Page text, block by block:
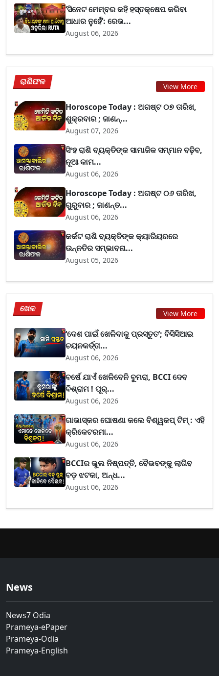
‘ସିନେଟ ମେମ୍ବର କହି ହସ୍ତକ୍ଷେପ କରିବା
ଆଧାର ନୁହେଁ’: ରେଭ...
August 06, 2026
ରାଶିଫଳ View More
Horoscope Today : ଅଗଷ୍ଟ ୦୭ ତାରିଖ,
ଶୁକ୍ରବାର ; ଜାଣନ୍...
August 07, 2026
ସିଂହ ରାଶି ବ୍ୟକ୍ତିଙ୍କ ସାମାଜିକ ସମ୍ମାନ ବଢ଼ିବ,
ନୂଆ କାମ...
August 06, 2026
Horoscope Today : ଅଗଷ୍ଟ ୦୬ ତାରିଖ,
ଗୁରୁବାର ; ଜାଣନ୍ତ...
August 06, 2026
କର୍କଟ ରାଶି ବ୍ୟକ୍ତିଙ୍କ କ୍ୟାରିୟରରେ
ଉନ୍ନତିର ସମ୍ଭାବନା...
August 05, 2026
ଖେଳ View More
‘ଦେଶ ପାଇଁ ଖେଳିବାକୁ ପ୍ରସ୍ତୁତ’; ବିସିସିଆଇ
ଚୟନକର୍ତ୍ତା...
August 06, 2026
ବର୍ଷେ ଯାଏଁ ଖେଳିବେନି ବୁମରା, BCCI ଦେବ
ବିଶ୍ରାମ ! ପୂର୍...
August 06, 2026
ଗାଭାସ୍କର ଘୋଷଣା କଲେ ବିଶ୍ୱକପ୍ ଟିମ୍ : ଏହି
କ୍ରିକେଟରମା...
August 06, 2026
BCCIର ଭୁଲ ନିଷ୍ପତ୍ତି, ବୈଭବଙ୍କୁ ଲାଗିବ
ବଡ଼ ଝଟକା, ଅନ୍ଧ...
August 06, 2026
News
News7 Odia
Prameya-ePaper
Prameya-Odia
Prameya-English